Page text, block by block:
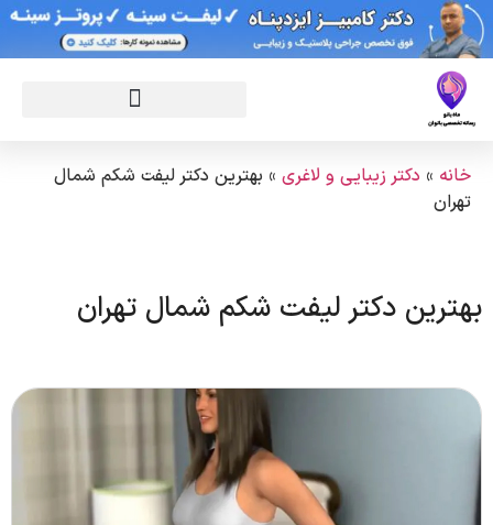
خانه » دکتر زیبایی و لاغری » بهترین دکتر لیفت شکم شمال
تهران
بهترین دکتر لیفت شکم شمال تهران